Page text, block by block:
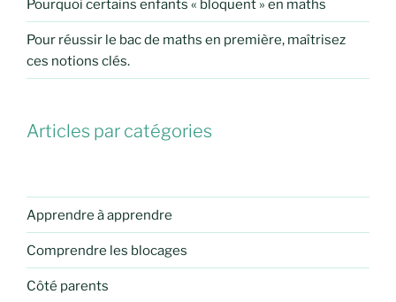
Pourquoi certains enfants « bloquent » en maths
Pour réussir le bac de maths en première, maîtrisez
ces notions clés.
Articles par catégories
Apprendre à apprendre
Comprendre les blocages
Côté parents